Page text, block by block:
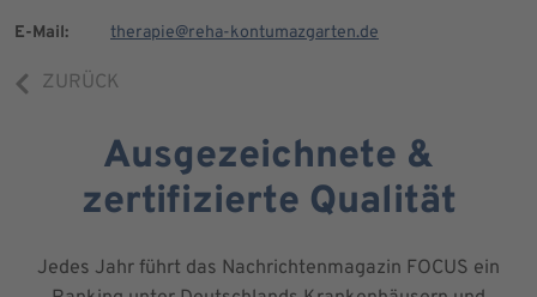
E-Mail: therapie@reha-kontumazgarten.de
ZURÜCK
Ausgezeichnete &
zertifizierte Qualität
Jedes Jahr führt das Nachrichtenmagazin FOCUS ein